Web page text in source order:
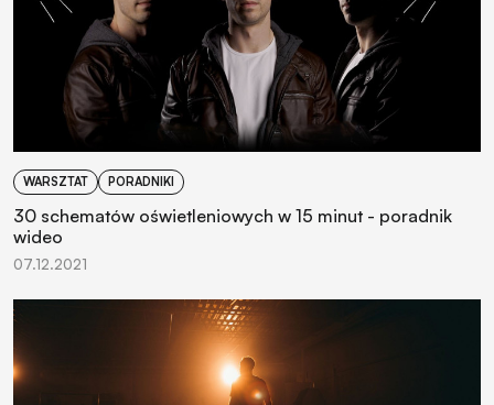
WARSZTAT PORADNIKI
30 schematów oświetleniowych w 15 minut - poradnik
wideo
07.12.2021